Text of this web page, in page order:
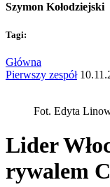
Szymon Kołodziejski
Tagi:
Główna
Pierwszy zespół
Fot. Edyta
Lider
rywalem